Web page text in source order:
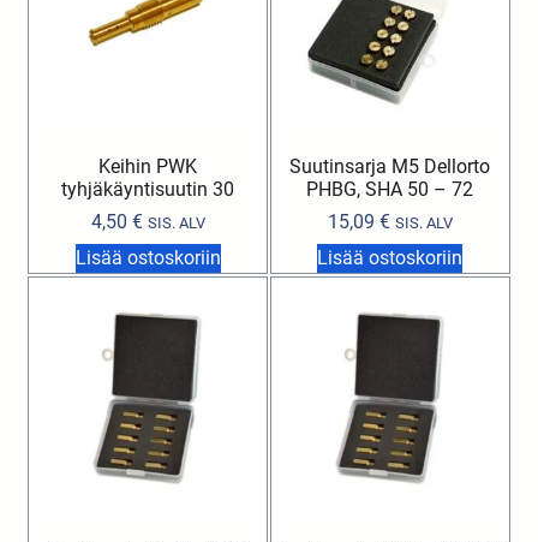
Keihin PWK
tyhjäkäyntisuutin 30
4,50 € SIS. ALV
Lisää ostoskoriin
Suutinsarja M5 Dellorto
PHBG, SHA 50 – 72
15,09 € SIS. ALV
Lisää ostoskoriin